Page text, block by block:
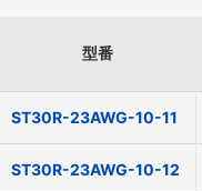
型番
ST30R-23AWG-10-11
ST30R-23AWG-10-12